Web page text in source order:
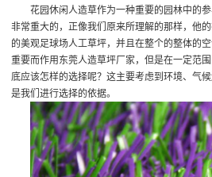
花园休闲人造草作为一种重要的园林中的
非常重大的，正像我们原来所理解的那样，他
的美观足球场人工草坪，并且在整个的整体的
重要而作用东莞人造草坪厂家 ，但是在一定范
底应该怎样的选择呢？这主要考虑到环境、气
是我们进行选择的依据。